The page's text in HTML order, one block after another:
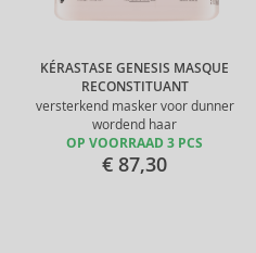
KÉRASTASE GENESIS MASQUE
RECONSTITUANT
versterkend masker voor dunner
wordend haar
OP VOORRAAD 3 PCS
€ 87,30